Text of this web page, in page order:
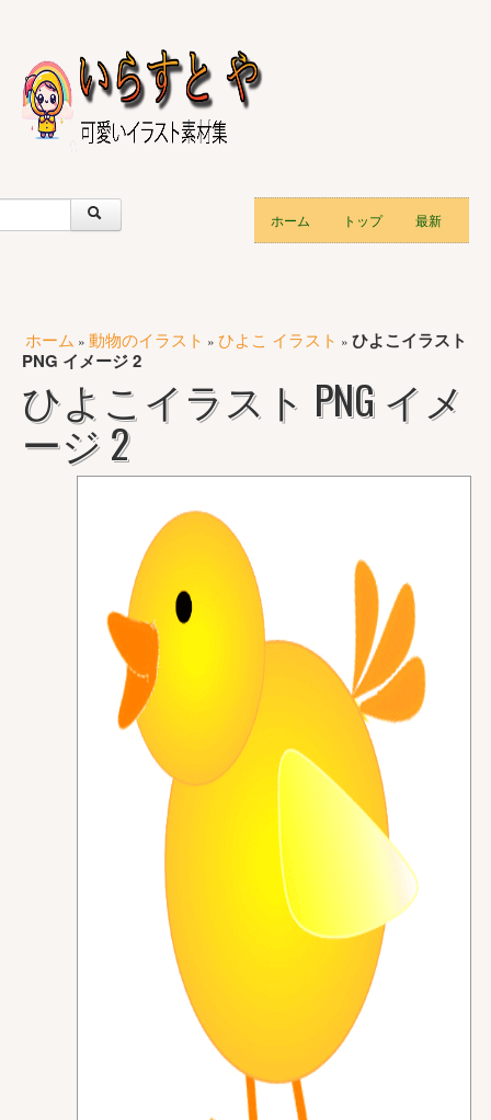
ホーム トップ 最新
ホーム » 動物のイラスト » ひよこ イラスト » ひよこイラスト
PNG イメージ 2
ひよこイラスト PNG イメ
ージ 2